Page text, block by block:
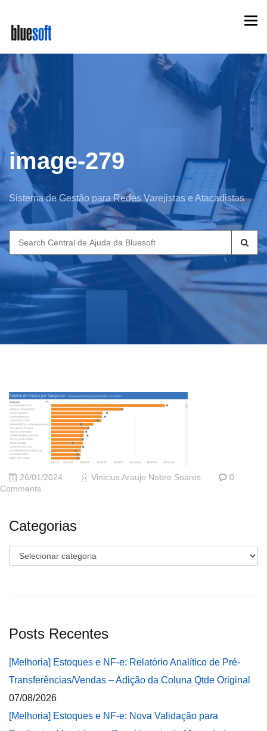
main
content
image-279
Sistema de Gestão para Redes Varejistas e Atacadistas
Search
for:
26/01/2024 Vinicius Araujo Nobre Soares
0
Comments
Categorias
Categorias
Posts Recentes
[Melhoria] Estoques e NF-e: Relatório Analítico de Pré-
Transferências/Vendas – Adição da Coluna Qtde Original
07/08/2026
[Melhoria] Estoques e NF-e: Nova Validação para